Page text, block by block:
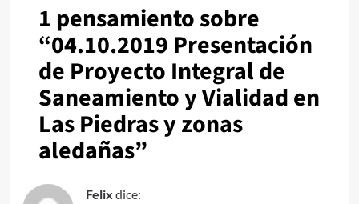
1 pensamiento sobre
“04.10.2019 Presentación
de Proyecto Integral de
Saneamiento y Vialidad en
Las Piedras y zonas
aledañas”
Felix dice: